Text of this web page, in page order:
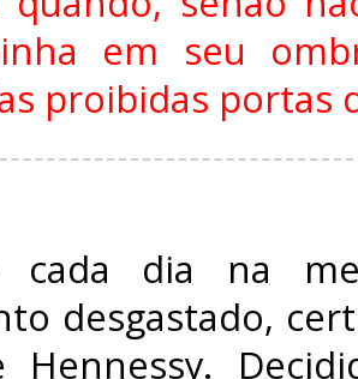
em seu
proibidas portas
cada dia na
desgastado,
Hennessy.